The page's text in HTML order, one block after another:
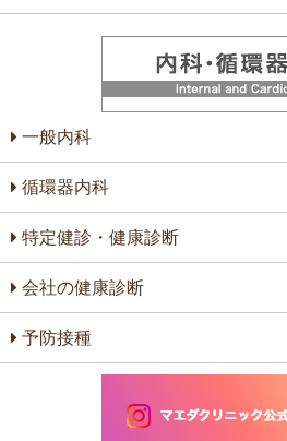
一般内科
循環器内科
特定健診・健康診断
会社の健康診断
予防接種